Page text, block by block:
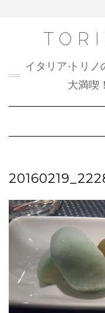
イタリア•トリ
大満喫